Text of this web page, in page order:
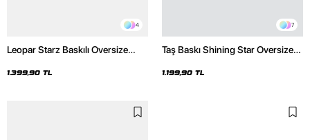
4
Leopar Starz Baskılı Oversize
Hoodie
1.399,90 TL
7
Taş Baskı Shining Star Oversize
1.199,90 TL